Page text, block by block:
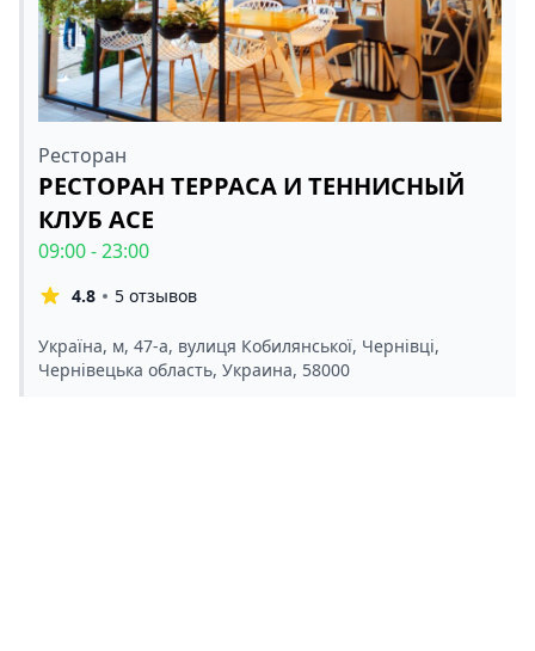
Ресторан
РЕСТОРАН ТЕРРАСА И ТЕННИСНЫЙ
КЛУБ АСЕ
09:00 - 23:00
4.8 5 отзывов
Україна, м, 47-а, вулиця Кобилянської, Чернівці,
Чернівецька область, Украина, 58000